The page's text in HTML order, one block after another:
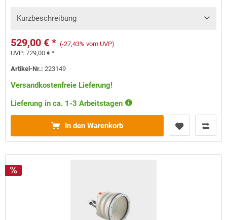
Kurzbeschreibung
529,00 € * (-27,43% vom UVP)
UVP:729,00 € *
Artikel-Nr.:223149
Versandkostenfreie Lieferung!
Lieferung in ca. 1-3 Arbeitstagen
In den Warenkorb